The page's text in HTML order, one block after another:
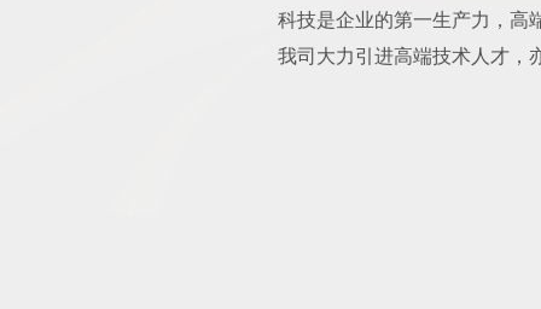
科技是企业的第一生产力，高
我司大力引进高端技术人才，